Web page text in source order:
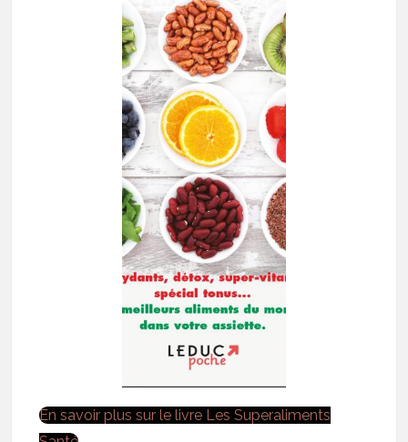
En savoir plus sur le livre Les Superaliments